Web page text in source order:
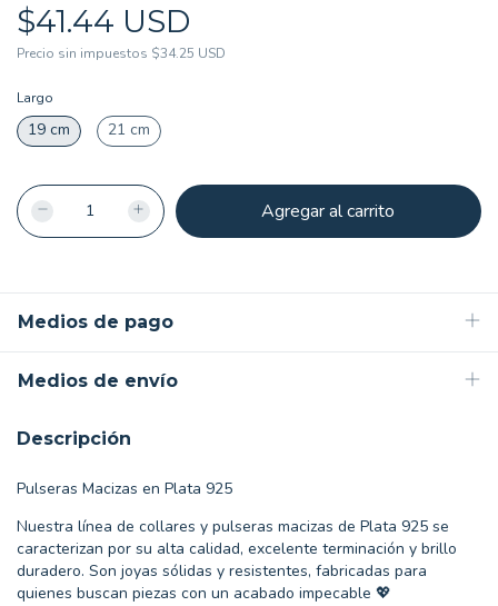
$41.44 USD
Precio sin impuestos $34.25 USD
Largo
19 cm 21 cm
Medios de pago
Medios de envío
Descripción
Pulseras Macizas en Plata 925
Nuestra línea de collares y pulseras macizas de Plata 925 se
caracterizan por su alta calidad, excelente terminación y brillo
duradero. Son joyas sólidas y resistentes, fabricadas para
quienes buscan piezas con un acabado impecable 💖